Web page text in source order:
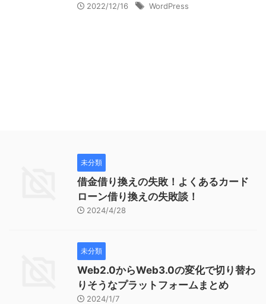
2022/12/16 WordPress
未分類
借金借り換えの失敗！よくあるカード
ローン借り換えの失敗談！
2024/4/28
未分類
Web2.0からWeb3.0の変化で切り替わ
りそうなプラットフォームまとめ
2024/1/7